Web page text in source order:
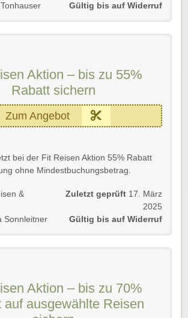
Stöbern, Reisen und Sparen!
Gültig bis auf Widerruf
Aktion – bis zu 55%
Rabatt sichern
Zum Angebot
bei der Fit Reisen Aktion 55% Rabatt
ohne Mindestbuchungsbetrag.
folgen und Vorteile bei eurer Buchung
viel Spaß auf eurer nächsten Reise!
&
Sonnleitner
Zuletzt geprüft 17. März
2025
Gültig bis auf Widerruf
Aktion – bis zu 70%
auf ausgewählte Reisen